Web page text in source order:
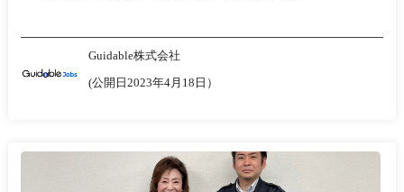
Guidable株式会社
(公開日2023年4月18日）